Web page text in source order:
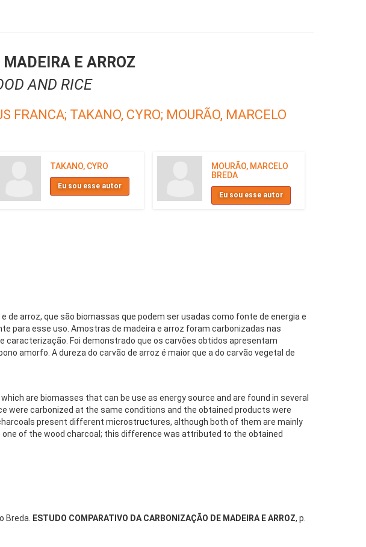
E ARROZ
AND RICE
FRANCA; TAKANO, CYRO; MOURÃO, MARCELO
TAKANO, CYRO
Eu sou esse autor
MOURÃO, MARCELO
BREDA
Eu sou esse autor
arroz, que são biomassas que podem ser usadas como fonte de energia e
para esse uso. Amostras de madeira e arroz foram carbonizadas nas
Foi demonstrado que os carvões obtidos apresentam
amorfo. A dureza do carvão de arroz é maior que a do carvão vegetal de
are biomasses that can be use as energy source and are found in several
were carbonized at the same conditions and the obtained products were
present different microstructures, although both of them are mainly
of the wood charcoal; this difference was attributed to the obtained
Breda. ESTUDO COMPARATIVO DA CARBONIZAÇÃO DE MADEIRA E ARROZ, p.